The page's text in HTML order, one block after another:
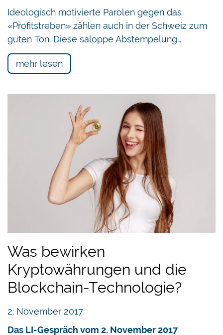
Ideologisch motivierte Parolen gegen das
«Profitstreben» zählen auch in der Schweiz zum
guten Ton. Diese saloppe Abstempelung…
mehr lesen
Was bewirken
Kryptowährungen und die
Blockchain-Technologie?
2. November 2017
Das LI-Gespräch vom 2. November 2017